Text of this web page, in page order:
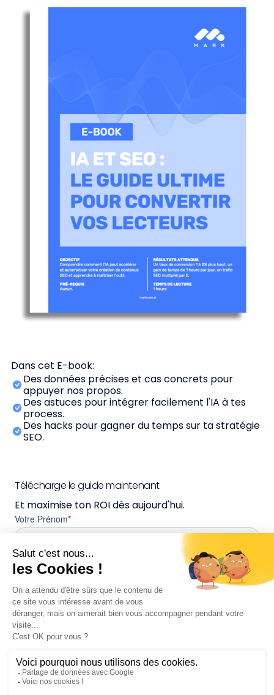
Dans cet E-book:
Des données précises et cas concrets pour
appuyer nos propos.
Des astuces pour intégrer facilement l'IA à tes
process.
Des hacks pour gagner du temps sur ta stratégie
SEO.
Télécharge le guide maintenant
Et maximise ton ROI dès aujourd'hui.